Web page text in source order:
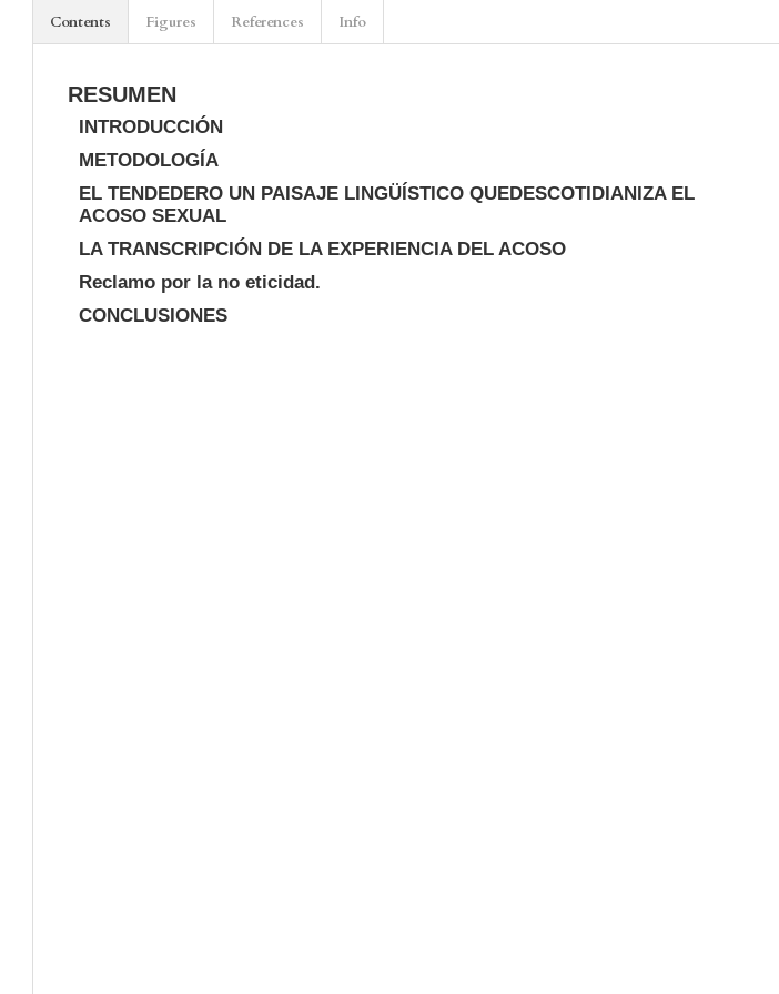
RESUMEN
INTRODUCCIÓN
METODOLOGÍA
EL TENDEDERO UN PAISAJE LINGÜÍSTICO QUEDESCOTIDIANIZA EL
ACOSO SEXUAL
LA TRANSCRIPCIÓN DE LA EXPERIENCIA DEL ACOSO
Reclamo por la no eticidad.
CONCLUSIONES
Contents Figures References Info